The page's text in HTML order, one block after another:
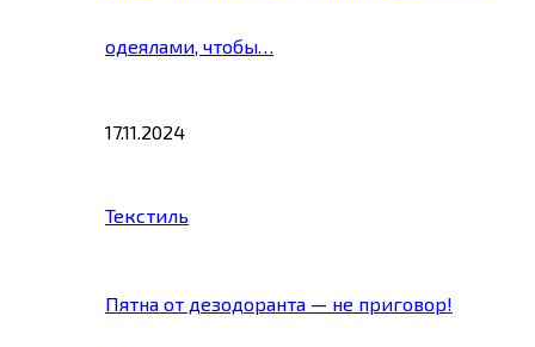
одеялами, чтобы…
17.11.2024
Текстиль
Пятна от дезодоранта — не приговор!